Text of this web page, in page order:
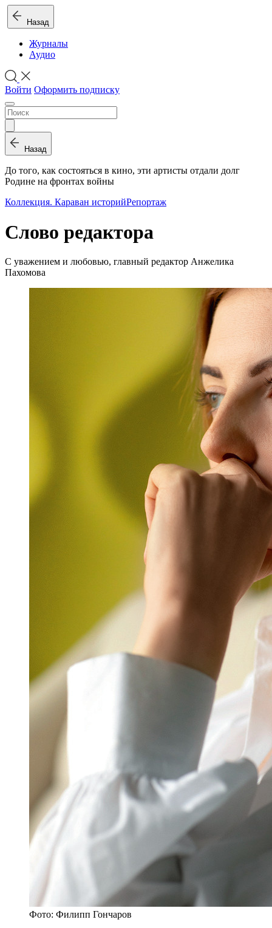
Назад
Журналы
Аудио
Войти Оформить подписку
Назад
До того, как состояться в кино, эти артисты отдали долг
Родине на фронтах войны
Коллекция. Караван историйРепортаж
Слово редактора
С уважением и любовью, главный редактор Анжелика
Пахомова
Фото: Филипп Гончаров